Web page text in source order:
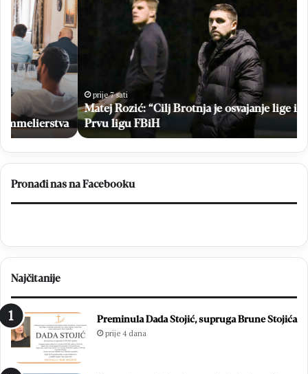
Rozić:
“Cilj
Brotnja
je
osvajanje
lige
i
plasman
u
Prvu
ligu
FBiH
prije 7 sati
Matej Rozić: “Cilj Brotnja je osvajanje lige i plasman u
Prvu ligu FBiH
Pronađi nas na Facebooku
Najčitanije
Preminula Dada Stojić, supruga Brune Stojića
prije 4 dana